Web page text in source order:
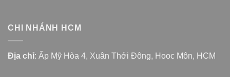
CHI NHÁNH HCM
Địa chỉ: Ấp Mỹ Hòa 4, Xuân Thới Đông, Hooc Môn, HCM